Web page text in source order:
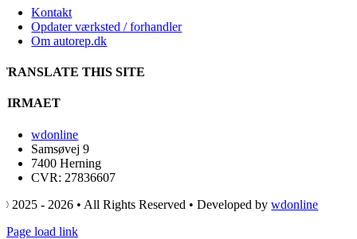
Kontakt
Opdater værksted / forhandler
Om autorep.dk
TRANSLATE THIS SITE
FIRMAET
wdonline
Samsøvej 9
7400 Herning
CVR: 27836607
© 2025 - 2026 • All Rights Reserved • Developed bywdonline
Page load link